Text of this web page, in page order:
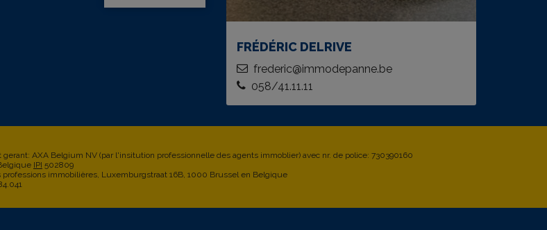
FRÉDÉRIC DELRIVE
frederic@immodepanne.be
058/41.11.11
AXA Belgium NV (par l'insitution professionnelle des agents immoblier) avec nr. de police: 730390160
IPI 502809
immobilières, Luxemburgstraat 16B, 1000 Brussel en Belgique